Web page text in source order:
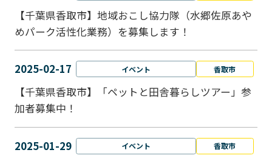
【千葉県香取市】地域おこし協力隊（水郷佐原あや
めパーク活性化業務）を募集します！
2025-02-17 イベント 香取市
【千葉県香取市】「ペットと⽥舎暮らしツアー」参
加者募集中！
2025-01-29 イベント 香取市